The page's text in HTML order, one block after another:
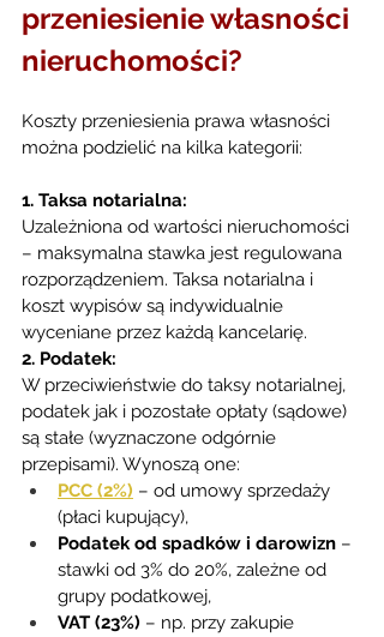
przeniesienie własności
nieruchomości?
Koszty przeniesienia prawa własności
można podzielić na kilka kategorii:
1. Taksa notarialna:
Uzależniona od wartości nieruchomości
– maksymalna stawka jest regulowana
rozporządzeniem. Taksa notarialna i
koszt wypisów są indywidualnie
wyceniane przez każdą kancelarię.
2. Podatek:
W przeciwieństwie do taksy notarialnej,
podatek jak i pozostałe opłaty (sądowe)
są stałe (wyznaczone odgórnie
przepisami). Wynoszą one:
PCC (2%) – od umowy sprzedaży
(płaci kupujący),
Podatek od spadków i darowizn –
stawki od 3% do 20%, zależne od
grupy podatkowej,
VAT (23%) – np. przy zakupie